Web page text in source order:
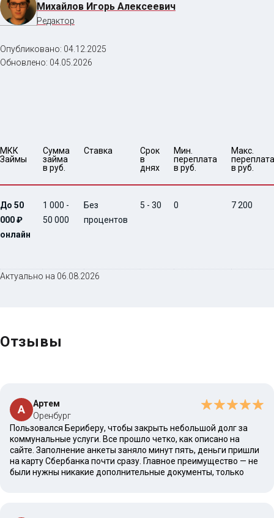
Михайлов Игорь Алексеевич
Редактор
Опубликовано: 04.12.2025
Обновлено: 04.05.2026
МКК
Займы
Сумма
займа
в руб.
Ставка
Срок
в
днях
Мин.
переплата
в руб.
Макс.
переплата
в руб.
До 50
000 ₽
онлайн
1 000 -
50 000
Без
процентов
5 - 30 0 7 200
Актуально на 06.08.2026
Отзывы
А
Артем
Оренбург
Пользовался Бериберу, чтобы закрыть небольшой долг за
коммунальные услуги. Все прошло четко, как описано на
сайте. Заполнение анкеты заняло минут пять, деньги пришли
на карту Сбербанка почти сразу. Главное преимущество — не
были нужны никакие дополнительные документы, только